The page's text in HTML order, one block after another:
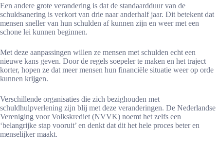
Een andere grote verandering is dat de standaardduur van de
schuldsanering is verkort van drie naar anderhalf jaar. Dit betekent dat
mensen sneller van hun schulden af kunnen zijn en weer met een
schone lei kunnen beginnen.
Met deze aanpassingen willen ze mensen met schulden echt een
nieuwe kans geven. Door de regels soepeler te maken en het traject
korter, hopen ze dat meer mensen hun financiële situatie weer op orde
kunnen krijgen.
Verschillende organisaties die zich bezighouden met
schuldhulpverlening zijn blij met deze veranderingen. De Nederlandse
Vereniging voor Volkskrediet (NVVK) noemt het zelfs een
‘belangrijke stap vooruit’ en denkt dat dit het hele proces beter en
menselijker maakt.